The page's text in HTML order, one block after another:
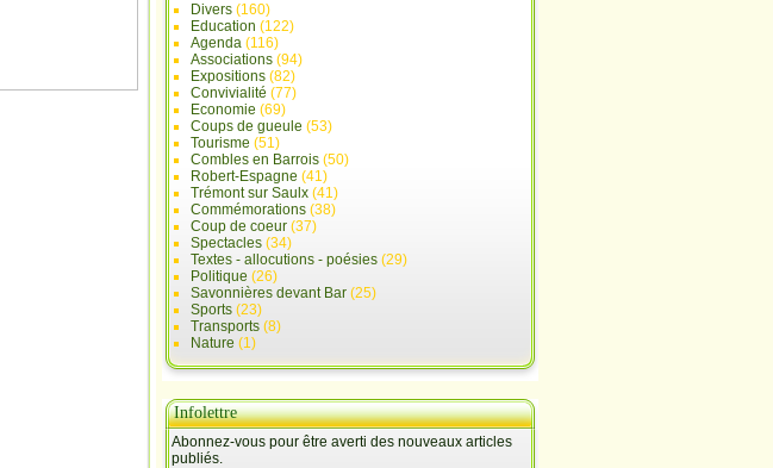
Divers (160)
Education (122)
Agenda (116)
Associations (94)
Expositions (82)
Convivialité (77)
Economie (69)
Coups de gueule (53)
Tourisme (51)
Combles en Barrois (50)
Robert-Espagne (41)
Trémont sur Saulx (41)
Commémorations (38)
Coup de coeur (37)
Spectacles (34)
Textes - allocutions - poésies (29)
Politique (26)
Savonnières devant Bar (25)
Sports (23)
Transports (8)
Nature (1)
Infolettre
Abonnez-vous pour être averti des nouveaux articles
publiés.